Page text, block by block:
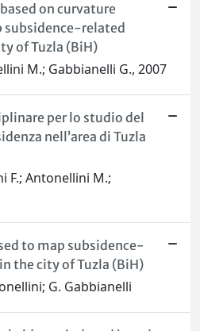
on curvature
subsidence-related
of Tuzla (BiH)
M.; Gabbianelli G., 2007
per lo studio del
nell’area di Tuzla
F.; Antonellini M.;
to map subsidence-
the city of Tuzla (BiH)
G. Gabbianelli